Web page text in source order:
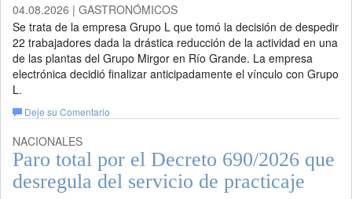
04.08.2026 | GASTRONÓMICOS
Se trata de la empresa Grupo L que tomó la decisión de despedir
22 trabajadores dada la drástica reducción de la actividad en una
de las plantas del Grupo Mirgor en Río Grande. La empresa
electrónica decidió finalizar anticipadamente el vínculo con Grupo
L.
Deje su Comentario
NACIONALES
Paro total por el Decreto 690/2026 que
desregula del servicio de practicaje